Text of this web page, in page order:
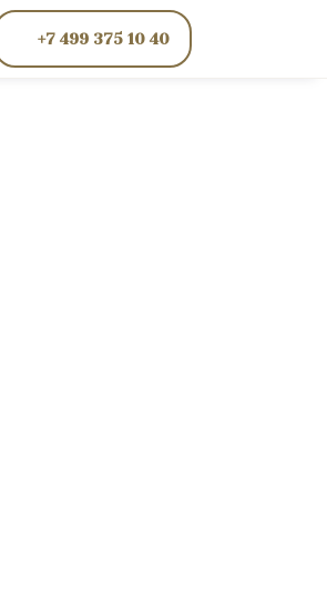
+7 499 375 10 40